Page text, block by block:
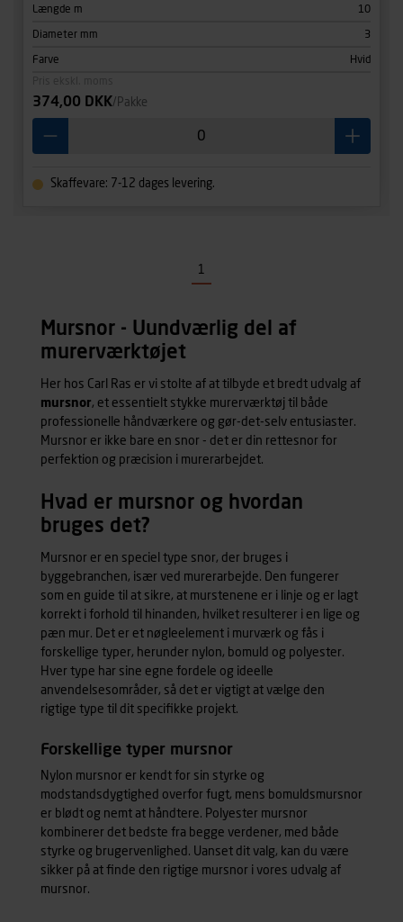
Længde m 10
Diameter mm 3
Farve
Hvid
374,00 DKK/Pakke
Skaffevare: 7-12 dages levering.
1
Mursnor - Uundværlig del af
murerværktøjet
Her hos Carl Ras er vi stolte af at tilbyde et bredt udvalg af
mursnor, et essentielt stykke murerværktøj til både
professionelle håndværkere og gør-det-selv entusiaster.
Mursnor er ikke bare en snor - det er din rettesnor for
perfektion og præcision i murerarbejdet.
Hvad er mursnor og hvordan
bruges det?
Mursnor er en speciel type snor, der bruges i
byggebranchen, især ved murerarbejde. Den fungerer
som en guide til at sikre, at murstenene er i linje og er lagt
korrekt i forhold til hinanden, hvilket resulterer i en lige og
pæn mur. Det er et nøgleelement i murværk og fås i
forskellige typer, herunder nylon, bomuld og polyester.
Hver type har sine egne fordele og ideelle
anvendelsesområder, så det er vigtigt at vælge den
rigtige type til dit specifikke projekt.
Forskellige typer mursnor
Nylon mursnor er kendt for sin styrke og
modstandsdygtighed overfor fugt, mens bomuldsmursnor
er blødt og nemt at håndtere. Polyester mursnor
kombinerer det bedste fra begge verdener, med både
styrke og brugervenlighed. Uanset dit valg, kan du være
sikker på at finde den rigtige mursnor i vores udvalg af
mursnor.